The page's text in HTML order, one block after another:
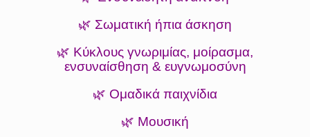
🌿 Σωματική ήπια άσκηση
🌿 Κύκλους γνωριμίας, μοίρασμα,
ενσυναίσθηση & ευγνωμοσύνη
🌿 Ομαδικά παιχνίδια
🌿 Μουσική